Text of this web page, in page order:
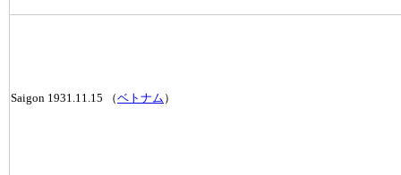
Saigon 1931.11.15 （ベトナム ）